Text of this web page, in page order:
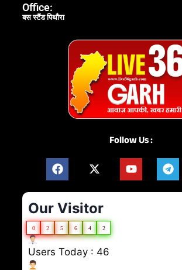
Office:
बस स्टैंड पिथौरा
Follow Us :
Our Visitor
0 2 5 6 4 2
Users Today : 46